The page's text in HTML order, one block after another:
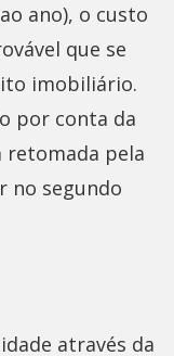
ano), o custo
que se
imobiliário.
por conta da
retomada pela
no segundo
através da